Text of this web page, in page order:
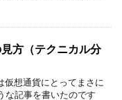
方（テクニカル分
仮想通貨にとってまさに
な記事を書いたのです